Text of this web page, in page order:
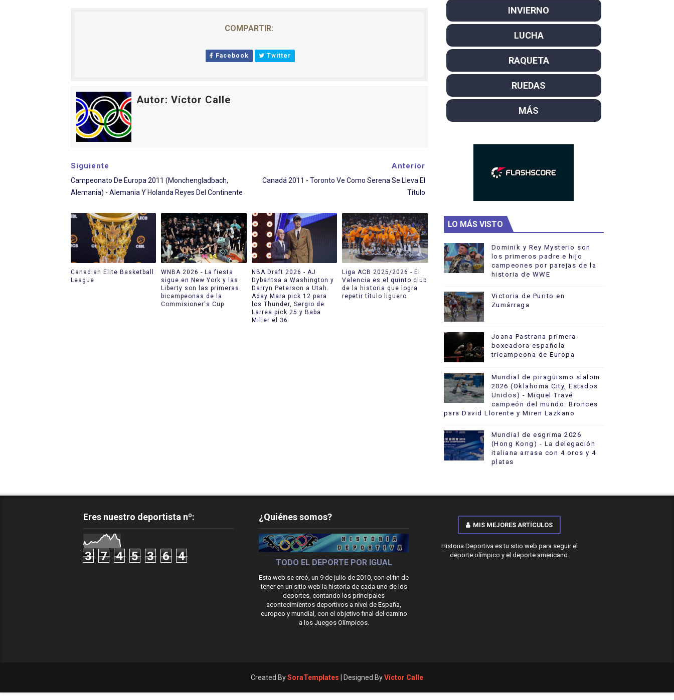
Athletes Unlimited Softball League 2026 - Las Utah Talons son bicampeonas de la AUSL
Mundial de piragüismo slalom 2026 (Oklahoma City, Estados Unidos) - Miquel Travé campeón del mundo. Bronces para David Llorente y Miren
Tour de Francia masculino 2026 - Tadej Pogacar entra en el selecto grupo de los pentacampeones, los más laureados
Mundial de Fórmula 1 2026 - Lando Norris consigue en Hungría su primera victoria del año como campeón
Copa del Mundo femenina 2026 - Estados Unidos campeón dejando a España a las puertas
Campeonato de Europa de saltos 2026 (París, Francia) - Medalla de bronce para Jorge Rodríguez y Ana Carvajal
COMPARTIR:
Facebook Twitter
Autor: Víctor Calle
Siguiente
Campeonato De Europa 2011 (Monchengladbach,
Alemania) - Alemania Y Holanda Reyes Del Continente
Anterior
Canadá 2011 - Toronto Ve Como Serena Se Lleva El
Título
Canadian Elite Basketball
League
WNBA 2026 - La fiesta
sigue en New York y las
Liberty son las primeras
bicampeonas de la
Commisioner's Cup
NBA Draft 2026 - AJ
Dybantsa a Washington y
Darryn Peterson a Utah.
Aday Mara pick 12 para
los Thunder, Sergio de
Larrea pick 25 y Baba
Miller el 36
Liga ACB 2025/2026 - El
Valencia es el quinto club
de la historia que logra
repetir título liguero
INVIERNO
LUCHA
RAQUETA
RUEDAS
MÁS
LO MÁS VISTO
Dominik y Rey Mysterio son
los primeros padre e hijo
campeones por parejas de la
historia de WWE
Victoria de Purito en
Zumárraga
Joana Pastrana primera
boxeadora española
tricampeona de Europa
Mundial de piragüismo slalom
2026 (Oklahoma City, Estados
Unidos) - Miquel Travé
campeón del mundo. Bronces
para David Llorente y Miren Lazkano
Mundial de esgrima 2026
(Hong Kong) - La delegación
italiana arrasa con 4 oros y 4
platas
Eres nuestro deportista nº:
3 7 4 5 3 6 4
¿Quiénes somos?
TODO EL DEPORTE POR IGUAL
Esta web se creó, un 9 de julio de 2010, con el fin de
tener en un sitio web la historia de cada uno de los
deportes, contando los principales
acontecimientos deportivos a nivel de España,
europeo y mundial, con el objetivo final del camino
a los Juegos Olímpicos.
MIS MEJORES ARTÍCULOS
Historia Deportiva es tu sitio web para seguir el
deporte olímpico y el deporte americano.
Created BySoraTemplates | Designed ByVíctor Calle